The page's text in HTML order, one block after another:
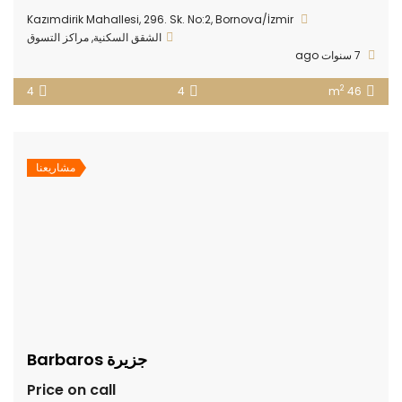
Kazımdirik Mahallesi, 296. Sk. No:2, Bornova/İzmir
الشقق السكنية,مراكز التسوق
46 m
2
4
4
مشاريعنا
جزيرة Barbaros
Price on call